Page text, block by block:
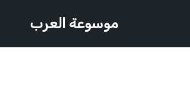
موسوعة العرب